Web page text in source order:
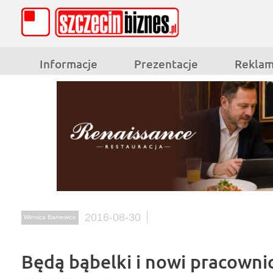
Informacje Prezentacje
Winnica Baniewice 2016-08-30
Będą bąbelki i nowi